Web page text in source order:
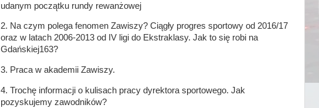
udanym początku rundy rewanżowej
2. Na czym polega fenomen Zawiszy? Ciągły progres sportowy od 2016/17
oraz w latach 2006-2013 od IV ligi do Ekstraklasy. Jak to się robi na
Gdańskiej163?
3. Praca w akademii Zawiszy.
4. Trochę informacji o kulisach pracy dyrektora sportowego. Jak
pozyskujemy zawodników?